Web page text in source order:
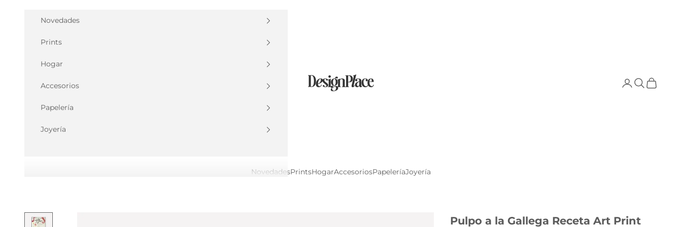
DesignPlace
NovedadesPrintsHogarAccesoriosPapeleríaJoyería
Buscar
Cesta
Novedades
Prints
Hogar
Accesorios
Papelería
Joyería
Pulpo a la Gallega Receta Art Print